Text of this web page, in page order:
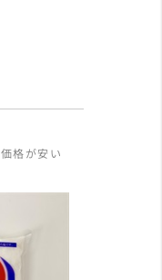
価格が安い